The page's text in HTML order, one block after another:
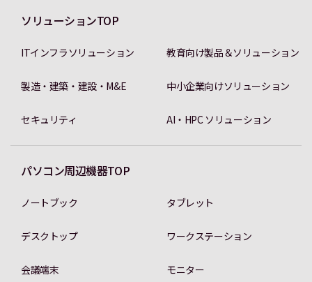
ソリューションTOP
ITインフラソリューション 教育向け製品＆ソリューション
製造・建築・建設・M&E 中小企業向けソリューション
セキュリティ AI・HPC ソリューション
パソコン周辺機器TOP
ノートブック タブレット
デスクトップ ワークステーション
会議端末 モニター